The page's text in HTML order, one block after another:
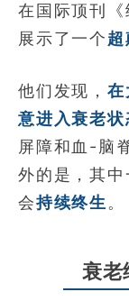
在国际顶刊《
展示了一个超
他们发现， 在
意进入衰老状
屏障和血-脑
外的是，其
会持续终生 。
衰老